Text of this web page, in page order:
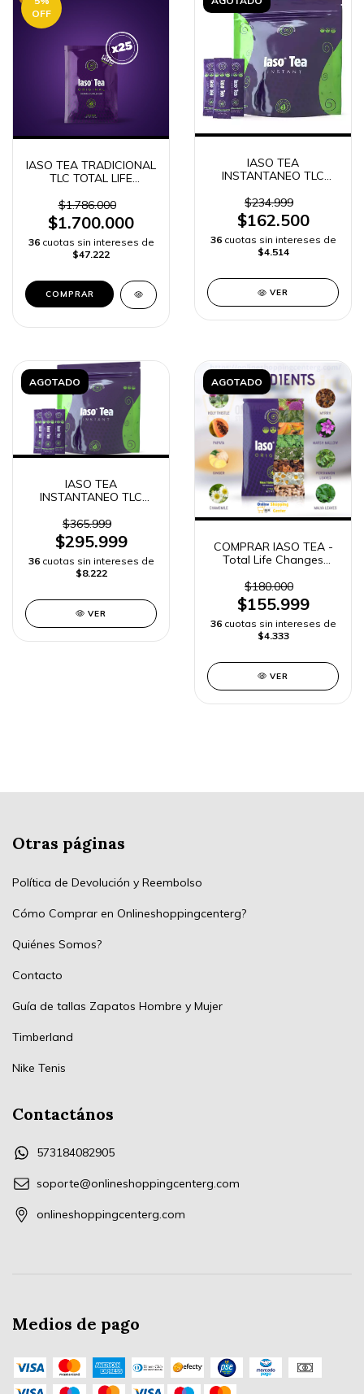
OFF
IASO TEA TRADICIONAL
TLC TOTAL LIFE
$1.786.000
$1.700.000
36 cuotas sin intereses de
$47.222
IASO TEA
INSTANTANEO TLC
10 sobres
$234.999
$162.500
36 cuotas sin intereses de
$4.514
VER
AGOTADO
IASO TEA
INSTANTANEO TLC
20 sobres
$365.999
$295.999
36 cuotas sin intereses de
$8.222
VER
AGOTADO
COMPRAR IASO TEA -
Total Life Changes
RAPIDO
$180.000
$155.999
36 cuotas sin intereses de
$4.333
VER
Otras páginas
Política de Devolución y Reembolso
Cómo Comprar en Onlineshoppingcenterg?
Quiénes Somos?
Contacto
Guía de tallas Zapatos Hombre y Mujer
Timberland
Nike Tenis
Contactános
573184082905
soporte@onlineshoppingcenterg.com
onlineshoppingcenterg.com
Medios de pago